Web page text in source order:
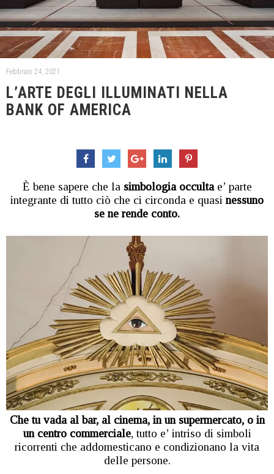
Febbraio 24, 2021
L’ARTE DEGLI ILLUMINATI NELLA
BANK OF AMERICA
È bene sapere che la simbologia occultae’ parte
integrante di tutto ciò che ci circonda e quasi nessuno
se ne rende conto.
Che tu vada al bar, al cinema, in un supermercato, o in
un centro commerciale, tutto e’ intriso di simboli
ricorrenti che addomesticano e condizionano la vita
delle persone.